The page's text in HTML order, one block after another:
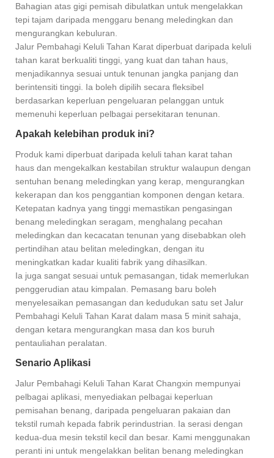
Bahagian atas gigi pemisah dibulatkan untuk mengelakkan
tepi tajam daripada menggaru benang meledingkan dan
mengurangkan kebuluran.
Jalur Pembahagi Keluli Tahan Karat diperbuat daripada keluli
tahan karat berkualiti tinggi, yang kuat dan tahan haus,
menjadikannya sesuai untuk tenunan jangka panjang dan
berintensiti tinggi. Ia boleh dipilih secara fleksibel
berdasarkan keperluan pengeluaran pelanggan untuk
memenuhi keperluan pelbagai persekitaran tenunan.
Apakah kelebihan produk ini?
Produk kami diperbuat daripada keluli tahan karat tahan
haus dan mengekalkan kestabilan struktur walaupun dengan
sentuhan benang meledingkan yang kerap, mengurangkan
kekerapan dan kos penggantian komponen dengan ketara.
Ketepatan kadnya yang tinggi memastikan pengasingan
benang meledingkan seragam, menghalang pecahan
meledingkan dan kecacatan tenunan yang disebabkan oleh
pertindihan atau belitan meledingkan, dengan itu
meningkatkan kadar kualiti fabrik yang dihasilkan.
Ia juga sangat sesuai untuk pemasangan, tidak memerlukan
penggerudian atau kimpalan. Pemasang baru boleh
menyelesaikan pemasangan dan kedudukan satu set Jalur
Pembahagi Keluli Tahan Karat dalam masa 5 minit sahaja,
dengan ketara mengurangkan masa dan kos buruh
pentauliahan peralatan.
Senario Aplikasi
Jalur Pembahagi Keluli Tahan Karat Changxin mempunyai
pelbagai aplikasi, menyediakan pelbagai keperluan
pemisahan benang, daripada pengeluaran pakaian dan
tekstil rumah kepada fabrik perindustrian. Ia serasi dengan
kedua-dua mesin tekstil kecil dan besar. Kami menggunakan
peranti ini untuk mengelakkan belitan benang meledingkan